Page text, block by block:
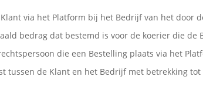
via het Platform bij het Bedrijf van het door
bedrag dat bestemd is voor de koerier die de
die een Bestelling plaats via het
tussen de Klant en het Bedrijf met betrekking